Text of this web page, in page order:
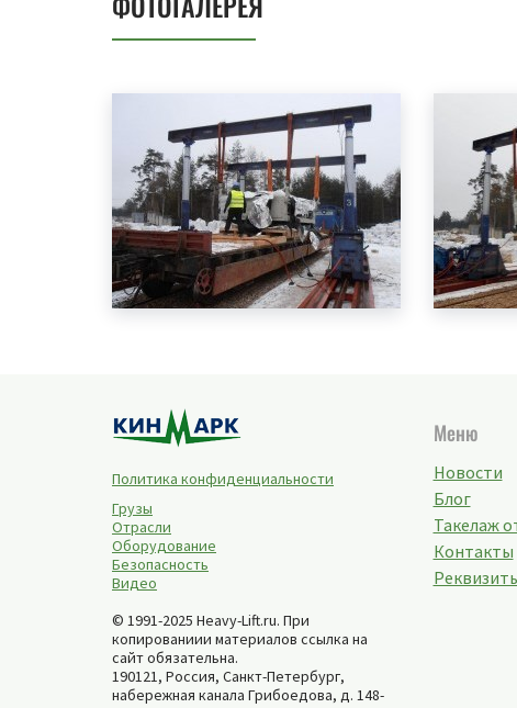
Политика конфиденциальности
Грузы
Отрасли
Оборудование
Безопасность
Видео
© 1991-2025 Heavy-Lift.ru. При
копированиии материалов ссылка на
сайт обязательна.
190121, Россия, Санкт-Петербург,
набережная канала Грибоедова, д. 148-
Меню
Новости
Блог
Такелаж
Контакты